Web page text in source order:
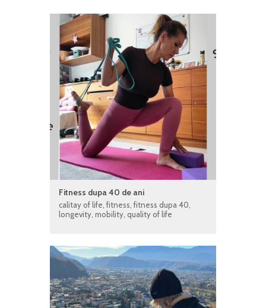
Fitness dupa 40 de ani
calitay of life ,fitness ,fitness dupa 40
longevity mobility quality of life